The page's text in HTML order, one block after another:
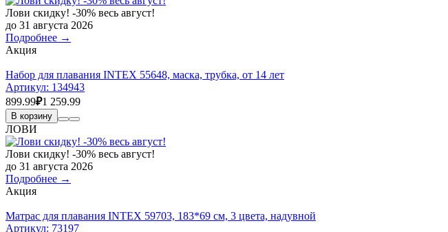
Лови скидку! -30% весь август!
до 31 августа 2026
Подробнее →
Акция
Набор для плавания INTEX 55648, маска, трубка, от 14 лет
Артикул: 134943
899.99₽1 259.99
В корзину
ЛОВИ
Лови скидку! -30% весь август!
до 31 августа 2026
Подробнее →
Акция
Матрас для плавания INTEX 59703, 183*69 см, 3 цвета, надувной
Артикул: 73197